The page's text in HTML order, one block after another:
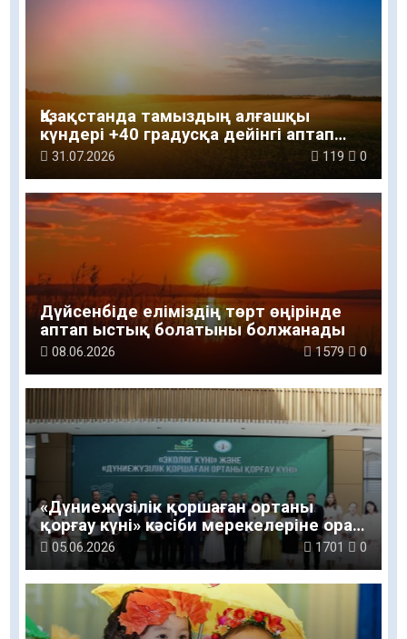
Қазақстанда тамыздың алғашқы
күндері +40 градусқа дейінгі аптап
ыстық сақталады
31.07.2026 119 0
Дүйсенбіде еліміздің төрт өңірінде
аптап ыстық болатыны болжанады
08.06.2026 1579 0
«Дүниежүзілік қоршаған ортаны
қорғау күні» кәсіби мерекелеріне орай
сала мамандары марапатталды
05.06.2026 1701 0